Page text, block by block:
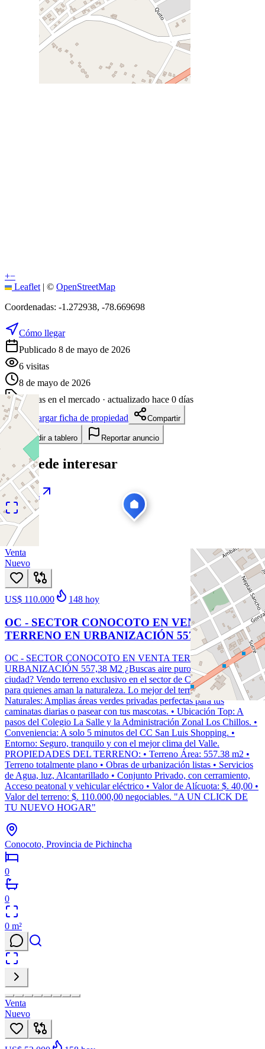
+−
Leaflet | © OpenStreetMap
Coordenadas: -1.272938, -78.669698
Cómo llegar
Publicado 8 de mayo de 2026
6 visitas
8 de mayo de 2026
90
días en el mercado · actualizado hace 0 días
Descargar ficha de propiedad
Compartir
Añadir a tablero Reportar anuncio
Te puede interesar
Ver todas
1/ 17
Venta
Nuevo
US$ 110.000 148 hoy
OC - SECTOR CONOCOTO EN VENTA
TERRENO EN URBANIZACIÓN 557,38 M2
OC - SECTOR CONOCOTO EN VENTA TERRENO EN
URBANIZACIÓN 557,38 M2 ¿Buscas aire puro sin alejarte de la
ciudad? Vendo terreno exclusivo en el sector de Conocoto, diseñado
para quienes aman la naturaleza. Lo mejor del terreno: • Senderos
Naturales: Amplias áreas verdes privadas perfectas para tus
caminatas diarias o pasear con tus mascotas. • Ubicación Top: A
pasos del Colegio La Salle y la Administración Zonal Los Chillos. •
Conveniencia: A solo 5 minutos del CC San Luis Shopping. •
Entorno: Seguro, tranquilo y con el mejor clima del Valle.
PROPIEDADES DEL TERRENO: • Terreno Área: 557.38 m2 •
Terreno totalmente plano • Obras de urbanización listas • Servicios
de Agua, luz, Alcantarillado • Conjunto Privado, con cerramiento,
Acceso peatonal y vehicular eléctrico • Valor de Alícuota: $. 40,00 •
Valor del terreno: $. 110.000,00 negociables. "A UN CLICK DE
TU NUEVO HOGAR"
Conocoto, Provincia de Pichincha
0
0
0 m²
Venta
Nuevo